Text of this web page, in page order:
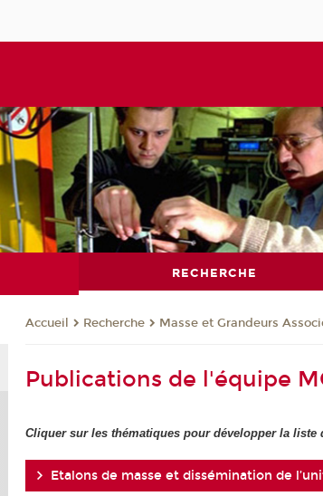
RECHERCHE
Accueil Recherche Masse et Grandeurs
Publications de l'équipe
Cliquer sur les thématiques pour développer la liste
Etalons de masse et dissémination de